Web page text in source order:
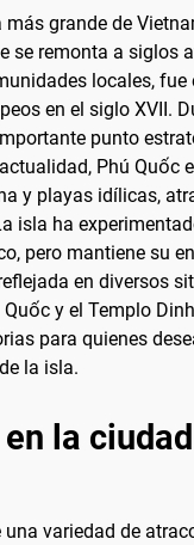
más grande de
se remonta a siglos
locales, fue
en el siglo XVII.
punto
Phú Quốc
y playas idílicas,
isla ha
pero mantiene su
en diversos
y el Templo
para quienes
la isla.
la
una variedad de